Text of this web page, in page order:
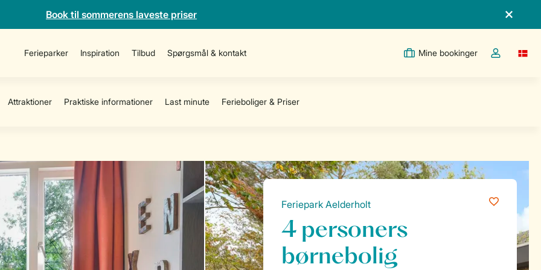
Book til sommerens laveste priser
Ferieparker Inspiration Tilbud Spørgsmål & kontakt Mine bookinger
Toggle the
Feriepark Aelderholt
4 personers
børnebolig